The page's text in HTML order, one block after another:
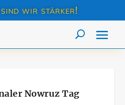
sind wir stärker!
Nowruz Tag